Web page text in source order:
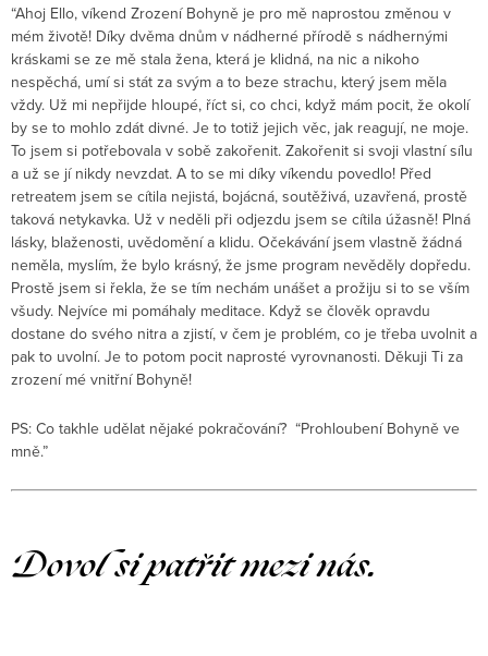
“Ahoj Ello, víkend Zrození Bohyně je pro mě naprostou změnou v
mém životě! Díky dvěma dnům v nádherné přírodě s nádhernými
kráskami se ze mě stala žena, která je klidná, na nic a nikoho
nespěchá, umí si stát za svým a to beze strachu, který jsem měla
vždy. Už mi nepřijde hloupé, říct si, co chci, když mám pocit, že okolí
by se to mohlo zdát divné. Je to totiž jejich věc, jak reagují, ne moje.
To jsem si potřebovala v sobě zakořenit. Zakořenit si svoji vlastní sílu
a už se jí nikdy nevzdat. A to se mi díky víkendu povedlo! Před
retreatem jsem se cítila nejistá, bojácná, soutěživá, uzavřená, prostě
taková netykavka. Už v neděli při odjezdu jsem se cítila úžasně! Plná
lásky, blaženosti, uvědomění a klidu. Očekávání jsem vlastně žádná
neměla, myslím, že bylo krásný, že jsme program nevěděly dopředu.
Prostě jsem si řekla, že se tím nechám unášet a prožiju si to se vším
všudy. Nejvíce mi pomáhaly meditace. Když se člověk opravdu
dostane do svého nitra a zjistí, v čem je problém, co je třeba uvolnit a
pak to uvolní. Je to potom pocit naprosté vyrovnanosti. Děkuji Ti za
zrození mé vnitřní Bohyně!
PS: Co takhle udělat nějaké pokračování? “Prohloubení Bohyně ve
mně.”
Dovol si patřit mezi nás.